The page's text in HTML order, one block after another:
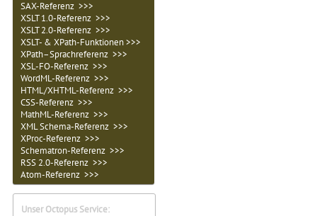
SAX-Referenz >>>
XSLT 1.0-Referenz >>>
XSLT 2.0-Referenz >>>
XSLT- & XPath-Funktionen >>>
XPath–Sprachreferenz >>>
XSL-FO-Referenz >>>
WordML-Referenz >>>
HTML/XHTML-Referenz >>>
CSS-Referenz >>>
MathML-Referenz >>>
XML Schema-Referenz >>>
XProc-Referenz >>>
Schematron-Referenz >>>
RSS 2.0-Referenz >>>
Atom-Referenz >>>
Unser Octopus Service: